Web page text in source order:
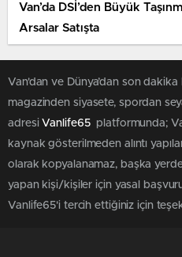
Van’da DSİ’den Büyük
Arsalar Satışta
Van'dan ve Dünya’dan son dakika
magazinden siyasete, spordan
adresi Vanlife65 platformunda;
kaynak gösterilmeden alıntı
olarak kopyalanamaz, başka yerde
yapan kişi/kişiler için yasal
Vanlife65'i tercih ettiğiniz için